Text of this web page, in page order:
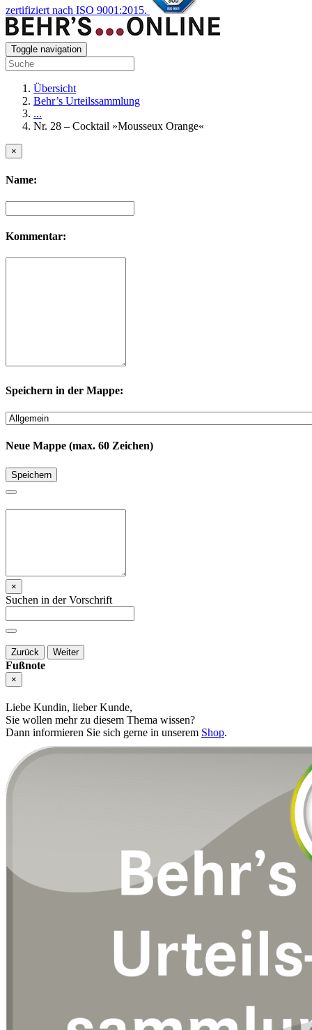
zertifiziert nach ISO 9001:2015.
Toggle navigation
Übersicht
Behr’s Urteilssammlung
...
Nr. 28 – Cocktail »Mousseux Orange«
×
Name:
Kommentar:
Speichern in der Mappe:
Neue Mappe (max. 60 Zeichen)
Speichern
×
Suchen in der Vorschrift
Zurück Weiter
Fußnote
×
Liebe Kundin, lieber Kunde,
Sie wollen mehr zu diesem Thema wissen?
Dann informieren Sie sich gerne in unserem Shop.